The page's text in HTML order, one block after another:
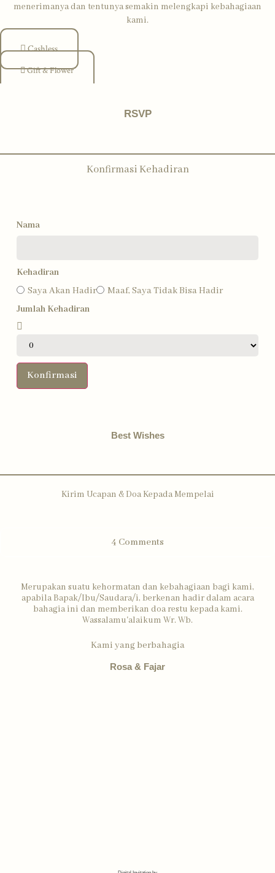
menerimanya dan tentunya semakin melengkapi kebahagiaan
kami.
Cashless
Gift & Flower
RSVP
Konfirmasi Kehadiran
Nama
Kehadiran
Saya Akan Hadir
Maaf, Saya Tidak Bisa Hadir
Jumlah Kehadiran
Konfirmasi
Best Wishes
Kirim Ucapan & Doa Kepada Mempelai
4 Comments
Merupakan suatu kehormatan dan kebahagiaan bagi kami,
apabila Bapak/Ibu/Saudara/i, berkenan hadir dalam acara
bahagia ini dan memberikan doa restu kepada kami.
Wassalamu'alaikum Wr. Wb.
Kami yang berbahagia
Rosa & Fajar